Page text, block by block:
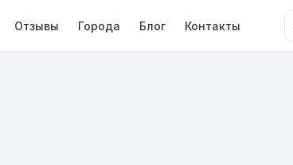
Отзывы Города Блог Контакты